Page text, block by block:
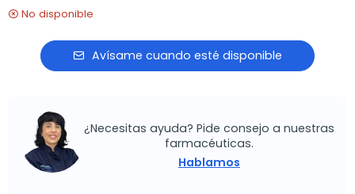
No disponible
Avísame cuando esté disponible
¿Necesitas ayuda? Pide consejo a nuestras
farmacéuticas.
Hablamos